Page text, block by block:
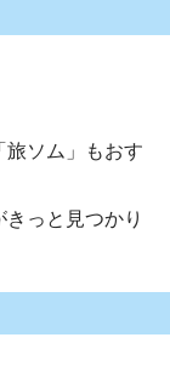
旅ソム」もおす
っと見つかり